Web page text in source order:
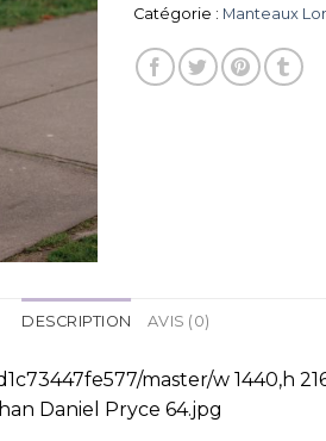
Catégorie : Manteaux
DESCRIPTION AVIS (0)
master/w 1440,h
Daniel Pryce 64.jpg